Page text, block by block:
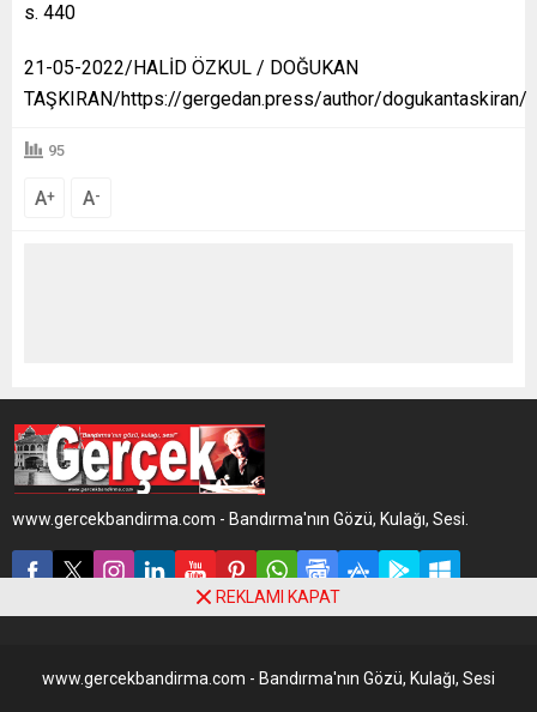
s. 440
21-05-2022/HALİD ÖZKUL / DOĞUKAN
TAŞKIRAN/https://gergedan.press/author/dogukantaskiran/
95
A+ A-
www.gercekbandirma.com - Bandırma'nın Gözü, Kulağı, Sesi.
www.gercekbandirma.com - Bandırma'nın Gözü, Kulağı, Sesi
REKLAMI KAPAT